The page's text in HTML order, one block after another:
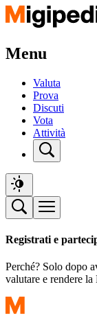
Menu
Valuta
Prova
Discuti
Vota
Attività
Registrati e
Perché? Solo dopo
valutare e rendere